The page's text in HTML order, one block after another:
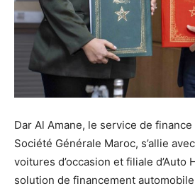
Dar Al Amane, le service de
Société Générale Maroc, s’allie
voitures d’occasion et filiale d’Auto
solution de financement